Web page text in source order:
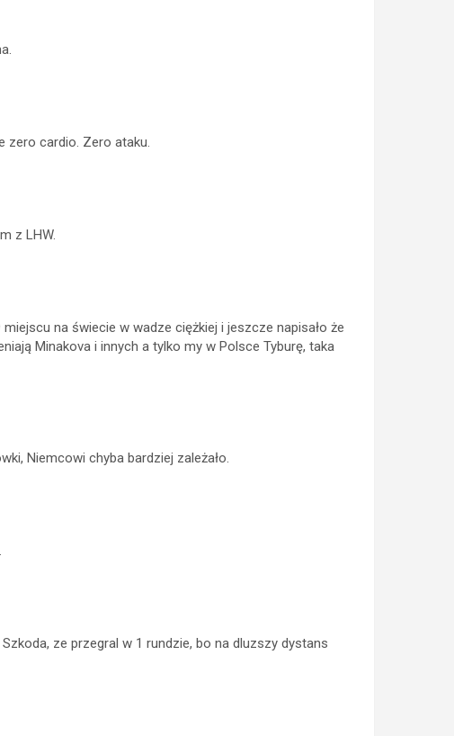
zero cardio. Zero ataku.
z LHW.
na świecie w wadze ciężkiej i jeszcze napisało że
Minakova i innych a tylko my w Polsce Tyburę, taka
Niemcowi chyba bardziej zależało.
ze przegral w 1 rundzie, bo na dluzszy dystans